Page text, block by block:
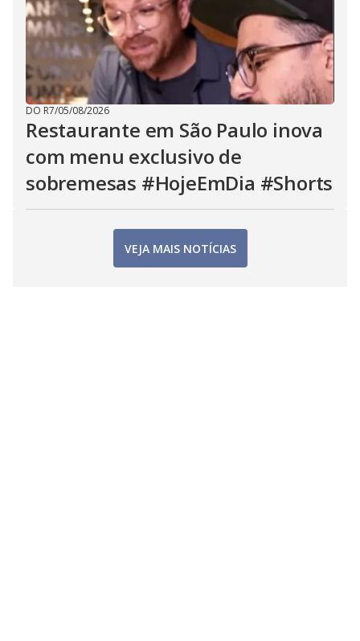
DO R7/05/08/2026
Restaurante em São Paulo inova
com menu exclusivo de
sobremesas #HojeEmDia #Shorts
VEJA MAIS NOTÍCIAS